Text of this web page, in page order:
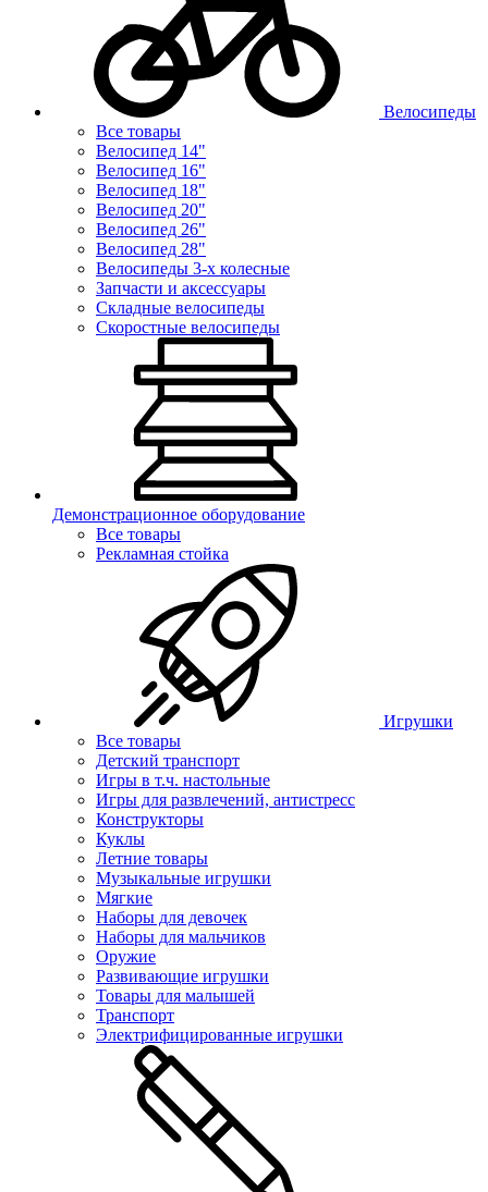
Велосипеды
Все товары
Велосипед 14"
Велосипед 16"
Велосипед 18"
Велосипед 20"
Велосипед 26"
Велосипед 28"
Велосипеды 3-х колесные
Запчасти и аксессуары
Складные велосипеды
Скоростные велосипеды
Демонстрационное оборудование
Все товары
Рекламная стойка
Игрушки
Все товары
Детский транспорт
Игры в т.ч. настольные
Игры для развлечений, антистресс
Конструкторы
Куклы
Летние товары
Музыкальные игрушки
Мягкие
Наборы для девочек
Наборы для мальчиков
Оружие
Развивающие игрушки
Товары для малышей
Транспорт
Электрифицированные игрушки